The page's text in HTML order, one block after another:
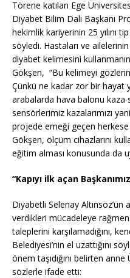
Törene katılan Ege
Diyabet Bilim Dalı Başkanı
hekimlik kariyerinin 25 yılını
söyledi. Hastaları ve ailelerinin
diyabet kelimesini
Gökşen, “Bu kelimeyi
Çünkü ne kadar zor bir hayat
arabalarda hava balonu kaza
sensörlerimiz kazalarımızı
projede emeği geçen
Gökşen, ölçüm cihazlarını
eğitim alması konusunda da
“Kapıyı ilk açan
Diyabetli Selenay Altınsöz’ün
verdikleri mücadeleye
taleplerini karşılamadığını,
Belediyesi’nin el uzattığını
önem taşıdığını belirten
sözlerle ifade etti: